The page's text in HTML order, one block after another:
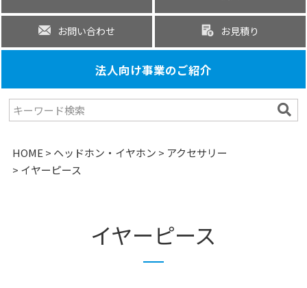
お問い合わせ お見積り
法人向け事業のご紹介
HOME ヘッドホン・イヤホン
アクセサリー
イヤーピース
イヤーピース